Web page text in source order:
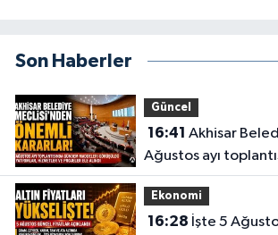
Son Haberler
Güncel
16:41
Ağustos ayı
gerçekleştirdi
Ekonomi
16:28